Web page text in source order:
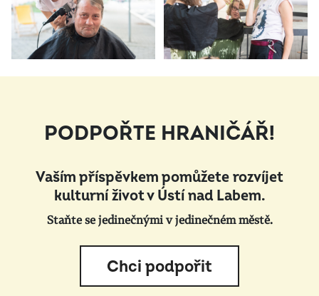
PODPOŘTE HRANIČÁŘ!
Vaším příspěvkem pomůžete rozvíjet
kulturní život v Ústí nad Labem.
Staňte se jedinečnými v jedinečném městě.
Chci podpořit